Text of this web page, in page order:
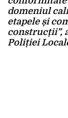
domeniul
etapele și
construcții”,
Poliției